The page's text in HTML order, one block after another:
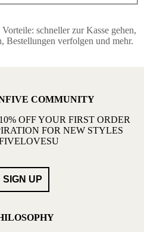
schneller zur Kasse gehen,
Bestellungen verfolgen und mehr.
COMMUNITY
OFF YOUR FIRST ORDER
FOR NEW STYLES